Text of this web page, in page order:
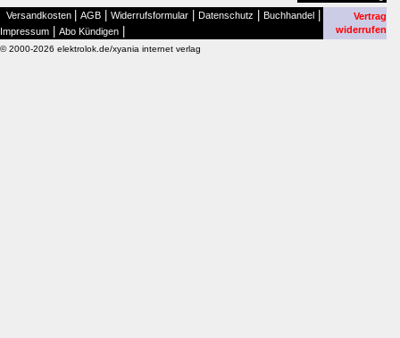
Versandkosten AGB Widerrufsformular Datenschutz Buchhandel
Impressum Abo Kündigen
Vertrag
widerrufen
© 2000-2026 elektrolok.de/xyania internet verlag